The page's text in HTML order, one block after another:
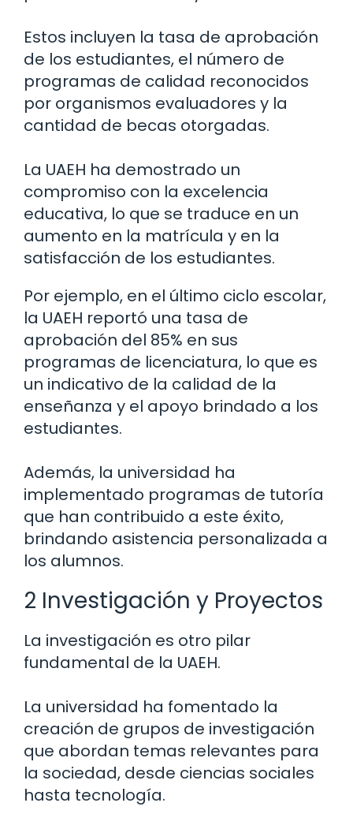
Estos incluyen la tasa de aprobación
de los estudiantes, el número de
programas de calidad reconocidos
por organismos evaluadores y la
cantidad de becas otorgadas.
La UAEH ha demostrado un
compromiso con la excelencia
educativa, lo que se traduce en un
aumento en la matrícula y en la
satisfacción de los estudiantes.
Por ejemplo, en el último ciclo escolar,
la UAEH reportó una tasa de
aprobación del 85% en sus
programas de licenciatura, lo que es
un indicativo de la calidad de la
enseñanza y el apoyo brindado a los
estudiantes.
Además, la universidad ha
implementado programas de tutoría
que han contribuido a este éxito,
brindando asistencia personalizada a
los alumnos.
2 Investigación y Proyectos
La investigación es otro pilar
fundamental de la UAEH.
La universidad ha fomentado la
creación de grupos de investigación
que abordan temas relevantes para
la sociedad, desde ciencias sociales
hasta tecnología.